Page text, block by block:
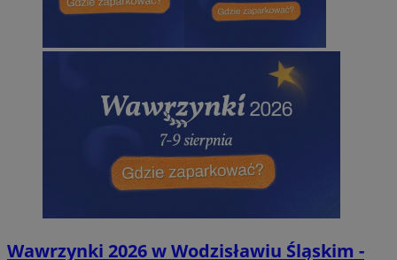
Wawrzynki 2026 w Wodzisławiu Śląskim -